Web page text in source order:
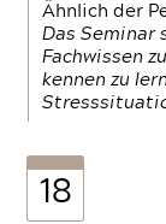
Ähnlich der
Das Seminar
Fachwissen
kennen zu
18